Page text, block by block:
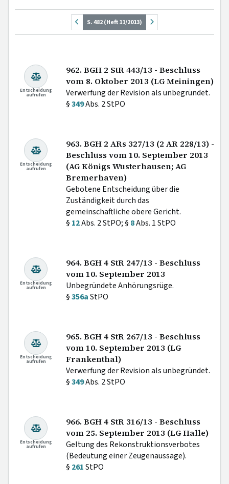
S. 482 (Heft 11/2013)
Entscheidung
aufrufen
962. BGH 2 StR 443/13 - Beschluss
vom 8. Oktober 2013 (LG Meiningen)
Verwerfung der Revision als unbegründet.
§349Abs. 2 StPO
Entscheidung
aufrufen
963. BGH 2 ARs 327/13 (2 AR 228/13) -
Beschluss vom 10. September 2013
(AG Königs Wusterhausen; AG
Bremerhaven)
Gebotene Entscheidung über die
Zuständigkeit durch das
gemeinschaftliche obere Gericht.
§ 12Abs. 2 StPO; § 8Abs. 1 StPO
Entscheidung
aufrufen
964. BGH 4 StR 247/13 - Beschluss
vom 10. September 2013
Unbegründete Anhörungsrüge.
§356aStPO
Entscheidung
aufrufen
965. BGH 4 StR 267/13 - Beschluss
vom 10. September 2013 (LG
Frankenthal)
Verwerfung der Revision als unbegründet.
§349Abs. 2 StPO
Entscheidung
aufrufen
966. BGH 4 StR 316/13 - Beschluss
vom 25. September 2013 (LG Halle)
Geltung des Rekonstruktionsverbotes
(Bedeutung einer Zeugenaussage).
§ 261StPO